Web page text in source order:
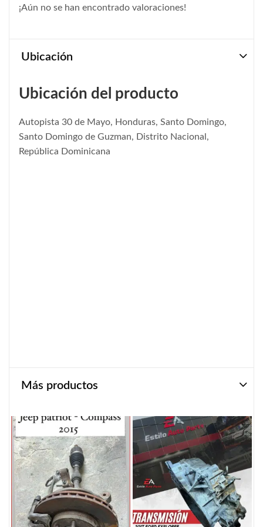
¡Aún no se han encontrado valoraciones!
Ubicación
Ubicación del producto
Autopista 30 de Mayo, Honduras, Santo Domingo,
Santo Domingo de Guzman, Distrito Nacional,
República Dominicana
Más productos